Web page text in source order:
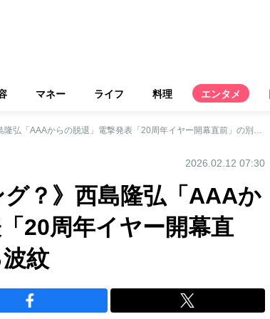
マネー ライフ 料理 エンタメ
《なぜこのタイミング？》西島隆弘「AAAからの脱退」電撃発表「20周年イヤー開幕直前」の別れに広がる波紋
2026.02.12 07:30
グ？》西島隆弘「AAAか
20周年イヤー開幕直
紋